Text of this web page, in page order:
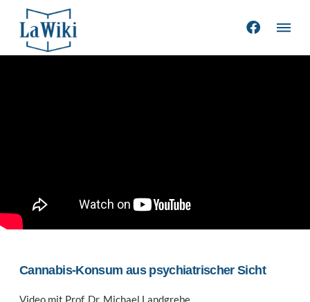
Cannabis-Konsum aus psychiatrischer Sicht
Video mit Prof. Dr. Michael Landgrebe